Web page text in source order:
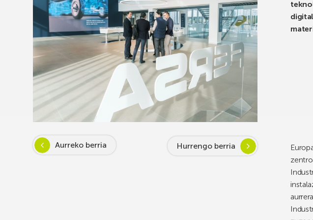
Aurreko berria Hurrengo berria